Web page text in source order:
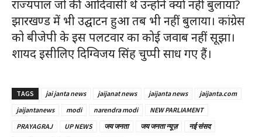
राज्यपाल जो की आदिवासी थे उन्होंने क्यों नहीं बुलाया?
झारखण्ड में भी उद्घाटन हुआ तब भी नहीं बुलाया। कांग्रेस
को बीजेपी के इस पलटवार का कोई जवाब नहीं सूझा।
शायद इसीलिए दिग्विजय सिंह चुप्पी साध गए हैं।
TAGS jai janta news jaijanat news jaijanta news
jaijanta.com
jaijantanews
modi narendra modi
NEW PARLIAMENT
PRAYAGRAJ
UP NEWS जय जनता जय जनता न्यूज़
नई संसद